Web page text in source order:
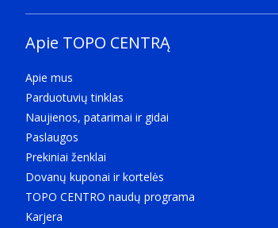
Apie TOPO CENTRĄ
Apie mus
Parduotuvių tinklas
Naujienos, patarimai ir gidai
Paslaugos
Prekiniai ženklai
Dovanų kuponai ir kortelės
TOPO CENTRO naudų programa
Karjera